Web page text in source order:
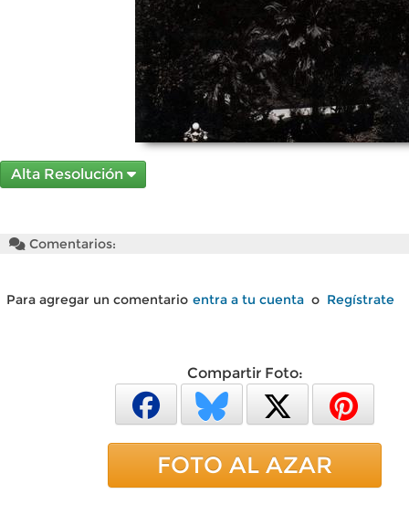
Alta Resolución
Comentarios:
Para agregar un comentario entra a tu cuenta o Regístrate
Compartir Foto:
FOTO AL AZAR